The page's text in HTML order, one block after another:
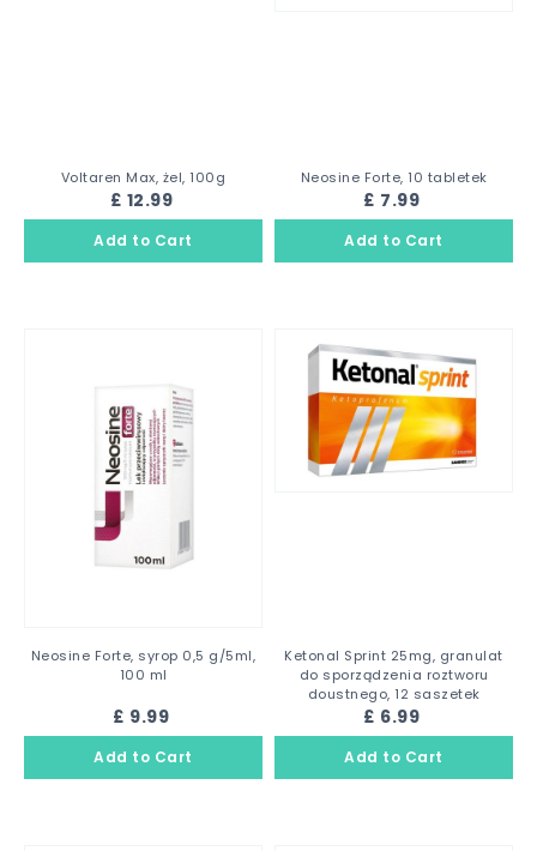
Voltaren Max, żel, 100g
£ 12.99
Neosine Forte, 10 tabletek
£ 7.99
Neosine Forte, syrop 0,5 g/5ml,
100 ml
£ 9.99
Ketonal Sprint 25mg, granulat
do sporządzenia roztworu
doustnego, 12 saszetek
£ 6.99